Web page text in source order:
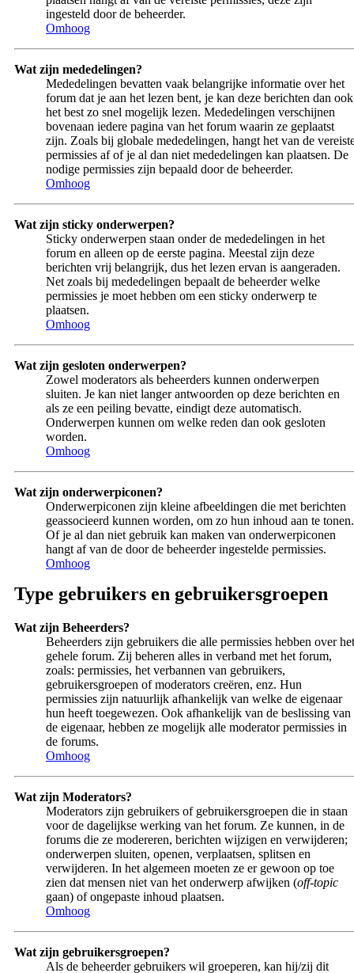
ingesteld door de beheerder.
Omhoog
Wat zijn mededelingen?
Mededelingen bevatten vaak belangrijke informatie over het
forum dat je aan het lezen bent, je kan deze berichten dan ook
het best zo snel mogelijk lezen. Mededelingen verschijnen
bovenaan iedere pagina van het forum waarin ze geplaatst
zijn. Zoals bij globale mededelingen, hangt het van de
permissies af of je al dan niet mededelingen kan plaatsen. De
nodige permissies zijn bepaald door de beheerder.
Omhoog
Wat zijn sticky onderwerpen?
Sticky onderwerpen staan onder de mededelingen in het
forum en alleen op de eerste pagina. Meestal zijn deze
berichten vrij belangrijk, dus het lezen ervan is aangeraden.
Net zoals bij mededelingen bepaalt de beheerder welke
permissies je moet hebben om een sticky onderwerp te
plaatsen.
Omhoog
Wat zijn gesloten onderwerpen?
Zowel moderators als beheerders kunnen onderwerpen
sluiten. Je kan niet langer antwoorden op deze berichten en
als ze een peiling bevatte, eindigt deze automatisch.
Onderwerpen kunnen om welke reden dan ook gesloten
worden.
Omhoog
Wat zijn onderwerpiconen?
Onderwerpiconen zijn kleine afbeeldingen die met berichten
geassocieerd kunnen worden, om zo hun inhoud aan te tonen.
Of je al dan niet gebruik kan maken van onderwerpiconen
hangt af van de door de beheerder ingestelde permissies.
Omhoog
Type gebruikers en gebruikersgroepen
Wat zijn Beheerders?
Beheerders zijn gebruikers die alle permissies hebben over het
gehele forum. Zij beheren alles in verband met het forum,
zoals: permissies, het verbannen van gebruikers,
gebruikersgroepen of moderators creëren, enz. Hun
permissies zijn natuurlijk afhankelijk van welke de eigenaar
hun heeft toegewezen. Ook afhankelijk van de beslissing van
de eigenaar, hebben ze mogelijk alle moderator permissies in
de forums.
Omhoog
Wat zijn Moderators?
Moderators zijn gebruikers of gebruikersgroepen die in staan
voor de dagelijkse werking van het forum. Ze kunnen, in de
forums die ze modereren, berichten wijzigen en verwijderen;
onderwerpen sluiten, openen, verplaatsen, splitsen en
verwijderen. In het algemeen moeten ze er gewoon op toe
zien dat mensen niet van het onderwerp afwijken (off-topic
gaan) of ongepaste inhoud plaatsen.
Omhoog
Wat zijn gebruikersgroepen?
Als de beheerder gebruikers wil groeperen, kan hij/zij dit